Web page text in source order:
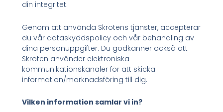
din integritet.
Genom att använda Skrotens tjänster, accepterar
du vår dataskyddspolicy och vår behandling av
dina personuppgifter. Du godkänner också att
Skroten använder elektroniska
kommunikationskanaler för att skicka
information/marknadsföring till dig.
Vilken information samlar vi in?